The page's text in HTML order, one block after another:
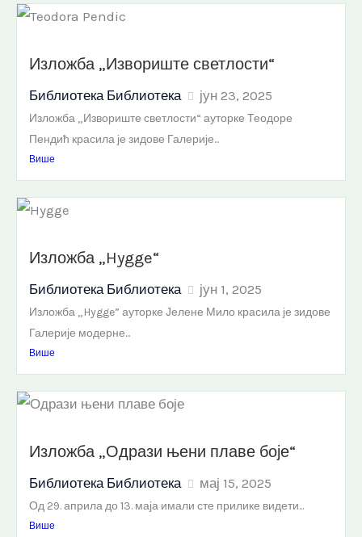
Изложба „Извориште светлости“
Библиотека Библиотека јун 23, 2025
Изложба „Извориште светлости“ ауторке Теодоре
Пендић красила је зидове Галерије...
Више
Изложба „Hygge“
Библиотека Библиотека јун 1, 2025
Изложба „Hygge” ауторке Јелене Мило красила је зидове
Галерије модерне...
Више
Изложба „Одрази њени плаве боје“
Библиотека Библиотека мај 15, 2025
Од 29. априла до 13. маја имали сте прилике видети...
Више